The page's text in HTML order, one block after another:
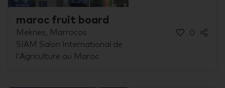
maroc fruit board
Meknes, Marrocos
SIAM Salon International de
l'Agriculture au Maroc
0